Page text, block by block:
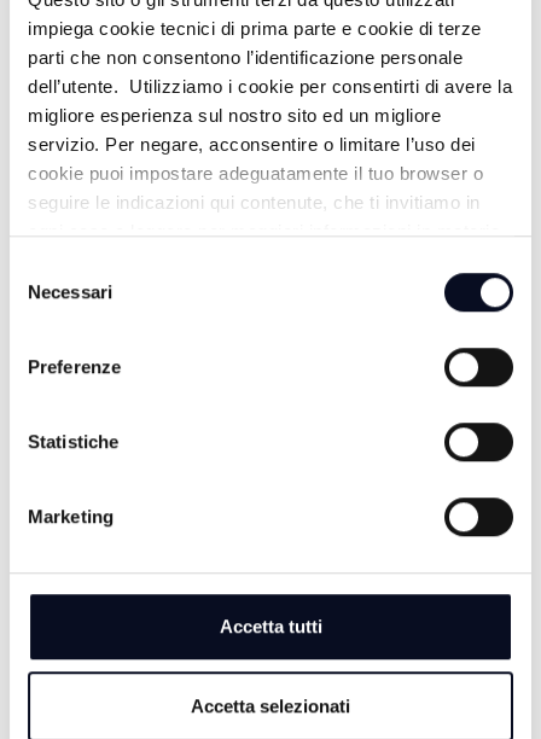
impiega cookie tecnici di prima parte e cookie di terze
parti che non consentono l’identificazione personale
dell’utente. Utilizziamo i cookie per consentirti di avere la
migliore esperienza sul nostro sito ed un migliore
servizio. Per negare, acconsentire o limitare l’uso dei
cookie puoi impostare adeguatamente il tuo browser o
seguire le indicazioni qui contenute, che ti invitiamo in
ogni caso a leggere per maggiori informazioni in materia
delNecessari
Preferenze
Statistiche
Marketing
Accetta tutti
Accetta selezionati
ZONA D - 22/06/2026
ZONA D - 15/06/2026
TUTTE LE NOTIZIE